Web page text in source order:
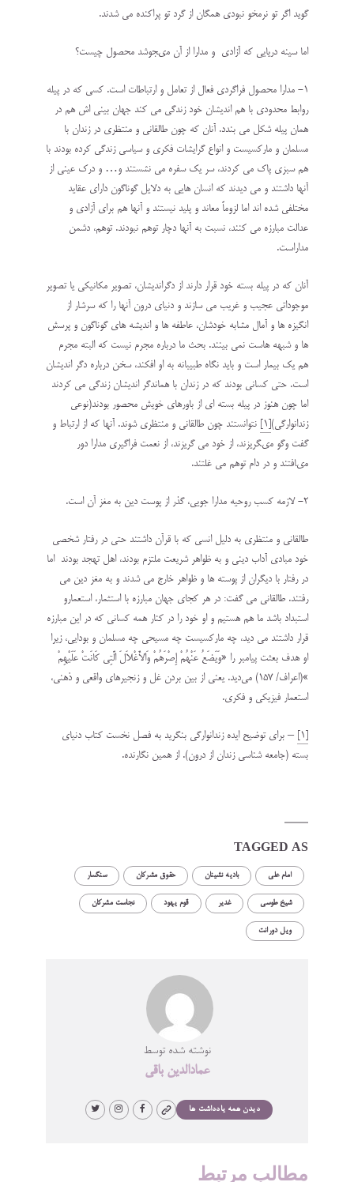
گوید اگر تو نرمخو نبودی همگان از گرد تو پراکنده می شدند.
اما سينه دريايى كه آزادى و مدارا از آن مى‏جوشد محصول چيست؟
1- مدارا محصول فراگردى فعال از تعامل و ارتباطات است. كسى كه در پيله
روابط محدودى با هم‏ انديشان خود زندگى مى‏ كند جهان‏ بينى ‏اش هم در
همان پيله شكل مى ‏بندد. آنان كه چون طالقانى و منتظری در زندان با
مسلمان و ماركسيست و انواع گرايشات فكرى و سياسى زندگى كرده بودند با
هم سبزى پاك مى ‏كردند، سر يك سفره مى ‏نشستند و… و درك عينى از
آنها داشتند و مى‏ ديدند كه انسان‏ هايى به دلايل گوناگون داراى عقايد
مختلفى شده ‏اند اما لزوماً معاند و پليد نيستند و آنها هم براى آزادى و
عدالت مبارزه مى‏ كنند، نسبت به آنها دچار توهم نبودند. توهم، دشمن
مداراست.
آنان كه در پيله بسته خود قرار دارند از دگرانديشان، تصوير مكانيكى يا تصوير
موجوداتى عجيب و غريب مى‏ سازند و دنياى درون آنها را كه سرشار از
انگيزه ‏ها و آمال مشابه خودشان، عاطفه‏ ها و انديشه‏ هاى گوناگون و پرسش
‏ها و شبهه‏ هاست نمى ‏بينند. بحث ما درباره مجرم نيست كه البته مجرم
هم يك بيمار است و بايد نگاه طبيبانه به او افكند، سخن درباره دگر اندیشان
است. حتى كسانى بودند كه در زندان با همان‏دگر اندیشان زندگى مى‏ كردند
اما چون هنوز در پيله‏ بسته ای از باورهای خویش محصور بودند(نوعی
زندانوارگی)
نتوانستند چون طالقانی و منتظری شوند. آنها كه از ارتباط و
گفت‏ وگو مى‏گريزند، از خود مى‏ گريزند، از نعمت فراگيرى مدارا دور
مى‏افتند و در دام توهم مى‏ غلتند.
2- لازمه كسب روحيه مدارا جويى، گذر از پوست دين به مغز آن است.
طالقانى و منتظری به دليل انسى كه با قرآن داشتند حتى در رفتار شخصى
خود مبادى آداب دينى و به ظواهر شريعت ملتزم بودند، اهل تهجد بودند اما
در رفتار با ديگران از پوسته‏ ها و ظواهر خارج مى‏ شدند و به مغز دين مى
‏رفتند. طالقانی مى‏ گفت: در هر كجاى جهان مبارزه با استثمار، استعمارو
استبداد باشد ما هم هستيم و او خود را در كنار همه كسانى كه در اين مبارزه
قرار داشتند مى ‏ديد، چه ماركسيست چه مسيحى چه مسلمان و بودایی، زيرا
او هدف بعثت پيامبر را «وَيَضَعُ عَنْهُمْ إِصْرَهُمْ وَالأَغْلاَلَ الَّتِي كَانَتْ عَلَيْهِمْ
»(اعراف/ 157) می‌ديد. يعنى از بين بردن غل و زنجيرهاى واقعى و ذهنى،
استعمار فيزيكى و فكرى.
– برای توضیح ایده زندانوارگی بنگرید به فصل نخست کتاب دنیای
بسته (جامعه شناسی زندان از درون). از همین نگارنده.
TAGGED AS
امام على بادیه نشینان حقوق مشرکان سنگسار
شیخ طوسی غدیر قوم یهود نجاست مشرکان
ویل دورانت
نوشته شده توسط
عمادالدین باقی
دیدن همه یادداشت ها
مطالب مرتبط